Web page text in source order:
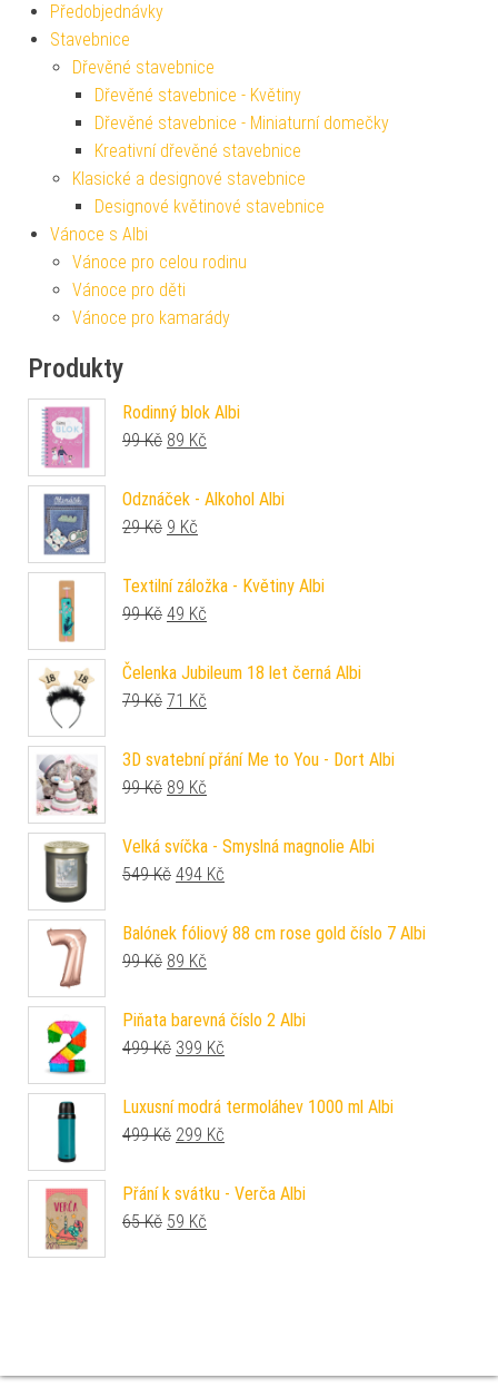
Předobjednávky
Stavebnice
Dřevěné stavebnice
Dřevěné stavebnice - Květiny
Dřevěné stavebnice - Miniaturní domečky
Kreativní dřevěné stavebnice
Klasické a designové stavebnice
Designové květinové stavebnice
Vánoce s Albi
Vánoce pro celou rodinu
Vánoce pro děti
Vánoce pro kamarády
Produkty
Rodinný blok Albi
99Kč Původní cena byla: 99 Kč.
89 Kč
Odznáček - Alkohol Albi
29Kč Původní cena byla: 29 Kč.
9 Kč
Textilní záložka - Květiny Albi
99Kč Původní cena byla: 99 Kč.
49 Kč
Čelenka Jubileum 18 let černá Albi
79Kč Původní cena byla: 79 Kč.
71 Kč
3D svatební přání Me to You - Dort Albi
99Kč Původní cena byla: 99 Kč.
89 Kč
Velká svíčka - Smyslná magnolie Albi
549Kč Původní cena byla: 549 Kč.
494 Kč
Balónek fóliový 88 cm rose gold číslo 7 Albi
99Kč Původní cena byla: 99 Kč.
89 Kč
Piňata barevná číslo 2 Albi
499Kč Původní cena byla: 499 Kč.
399 Kč
Luxusní modrá termoláhev 1000 ml Albi
499Kč Původní cena byla: 499 Kč.
299 Kč
Přání k svátku - Verča Albi
65Kč Původní cena byla: 65 Kč.
59 Kč